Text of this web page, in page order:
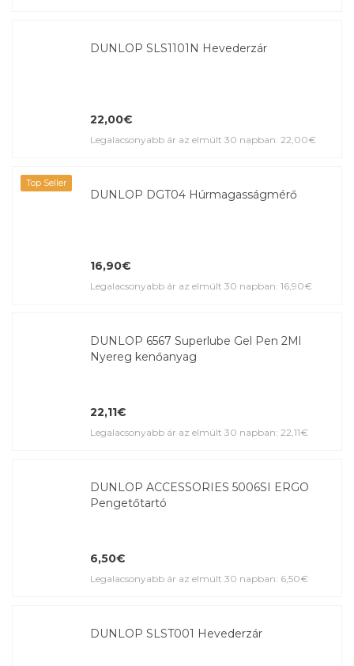
DUNLOP SLS1101N Hevederzár
22,00€
Legalacsonyabb ár az elmúlt 30 napban: 22,00€
Top Seller
DUNLOP DGT04 Húrmagasságmérő
16,90€
Legalacsonyabb ár az elmúlt 30 napban: 16,90€
DUNLOP 6567 Superlube Gel Pen 2Ml
Nyereg kenőanyag
22,11€
Legalacsonyabb ár az elmúlt 30 napban: 22,11€
DUNLOP ACCESSORIES 5006SI ERGO
Pengetőtartó
6,50€
Legalacsonyabb ár az elmúlt 30 napban: 6,50€
DUNLOP SLST001 Hevederzár